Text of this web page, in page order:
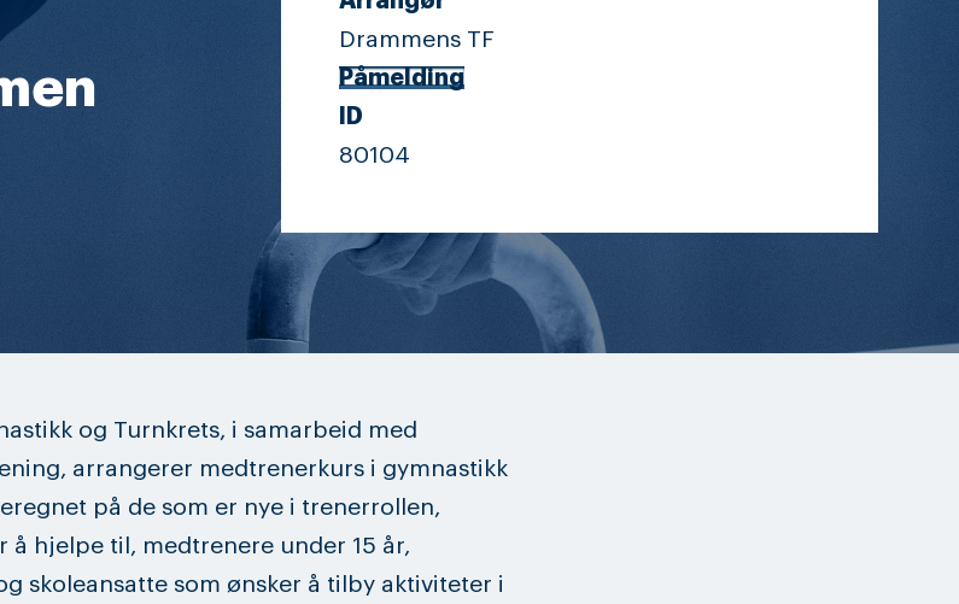
Drammens TF
Påmelding
ID
80104
og Turnkrets, i samarbeid med
arrangerer medtrenerkurs i gymnastikk
på de som er nye i trenerrollen,
å hjelpe til, medtrenere under 15 år,
skoleansatte som ønsker å tilby aktiviteter i